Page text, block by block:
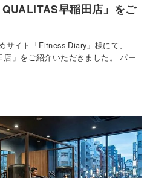
早稲田店」をご
イト「Fitness Diary」様にて、
店」をご紹介いただきました。 パー